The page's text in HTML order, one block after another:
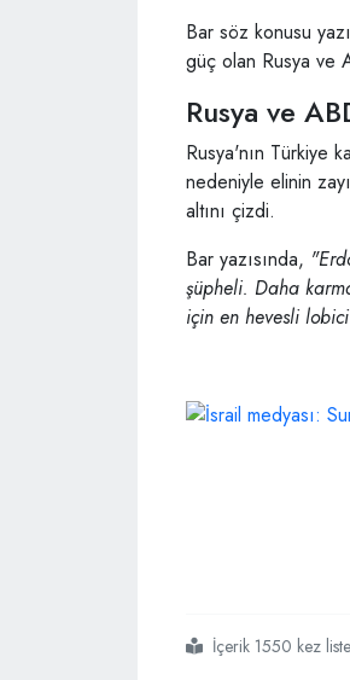
Bar söz konusu
güç olan Rusya ve
Rusya ve
Rusya'nın Türkiye
nedeniyle elinin
altını çizdi.
Bar yazısında,
şüpheli. Daha
için en hevesli
#israil
#medyası
#suriye
#operasyonunda
#türkiyeyi
#durduracak
#güç
#yokİçerik 1550 kez